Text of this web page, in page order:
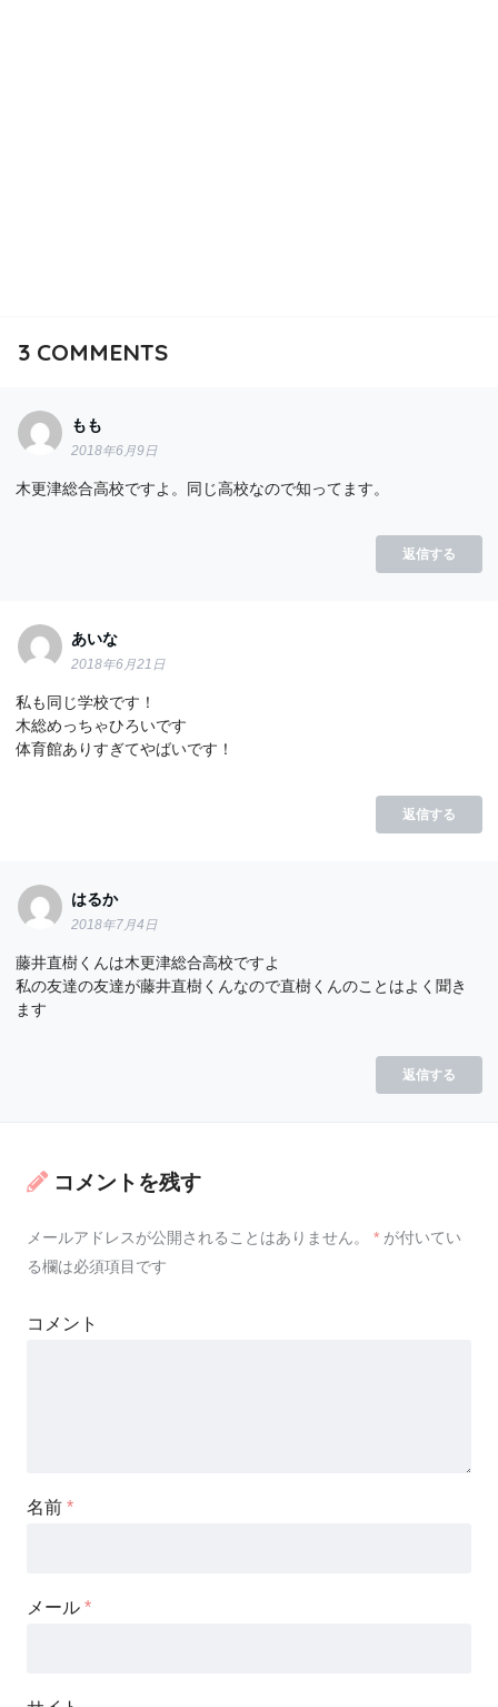
3COMMENTS
もも
2018年6月9日
木更津総合高校ですよ。同じ高校なので知ってます。
返信する
あいな
2018年6月21日
私も同じ学校です！
木総めっちゃひろいです
体育館ありすぎてやばいです！
返信する
はるか
2018年7月4日
藤井直樹くんは木更津総合高校ですよ
私の友達の友達が藤井直樹くんなので直樹くんのことはよく聞き
ます
返信する
コメントを残す
メールアドレスが公開されることはありません。 * が付いてい
る欄は必須項目です
コメント
名前 *
メール *